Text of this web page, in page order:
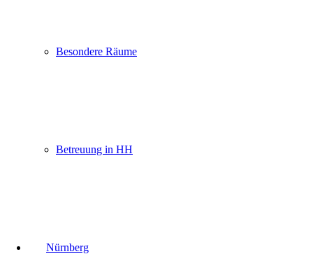
Besondere Räume
Betreuung in HH
Nürnberg